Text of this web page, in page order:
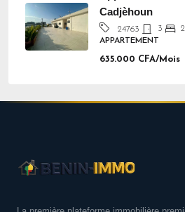
Cadjèhoun
24763 3 2
APPARTEMENT
635.000 CFA/Mois